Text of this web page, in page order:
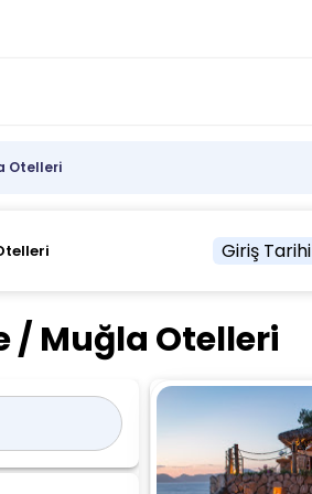
Otelleri
Giriş Tarihi
/ Muğla Otelleri